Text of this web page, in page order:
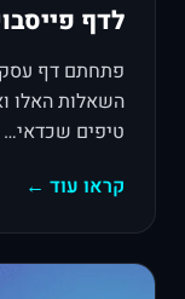
לדף
פתחתם דף
השאלות האלו
טיפים שכדאי…
קראו עוד ←